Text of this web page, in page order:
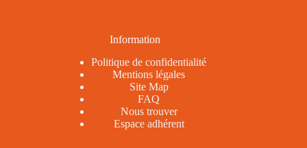
Information
Politique de confidentialité
Mentions légales
Site Map
FAQ
Nous trouver
Espace adhérent